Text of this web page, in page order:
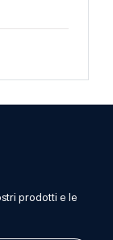
prodotti e le